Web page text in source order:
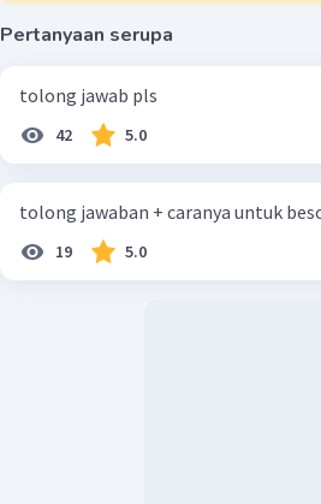
Pertanyaan serupa
tolong jawab pls
42 5.0
tolong jawaban + caranya untuk
19 5.0